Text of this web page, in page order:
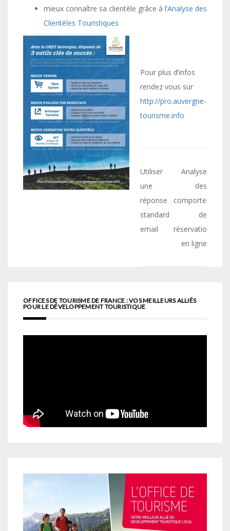
mieux connaître sa clientèle grâce à l’Analyse des
Clientèles Touristiques
Pour plus d’infos
rendez vous sur
http://pro.auvergne-
tourisme.info
Navigation
de
l’article
Utiliser
une
réponse
standard
email
Analyse
des
comportements
de
réservations
en ligne
OFFICES DE TOURISME DE FRANCE : VOS MEILLEURS ALLIÉS
POUR LE DÉVELOPPEMENT TOURISTIQUE